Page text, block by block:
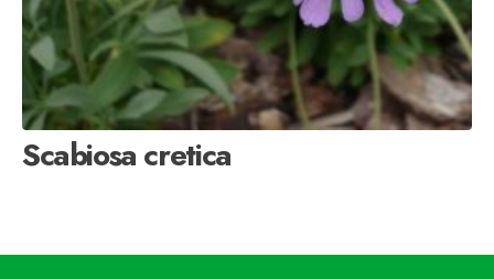
Scabiosa cretica